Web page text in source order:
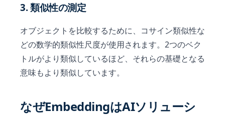
3. 類似性の測定
オブジェクトを比較するために、コサイン類似性な
どの数学的類似性尺度が使用されます。2つのベク
トルがより類似しているほど、それらの基礎となる
意味もより類似しています。
なぜEmbeddingはAIソリューシ